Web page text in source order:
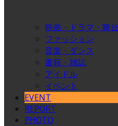
映画・ドラマ・舞台
ファッション
音楽・ダンス
書籍・雑誌
アイドル
イベント
EVENT
REPORT
PHOTO